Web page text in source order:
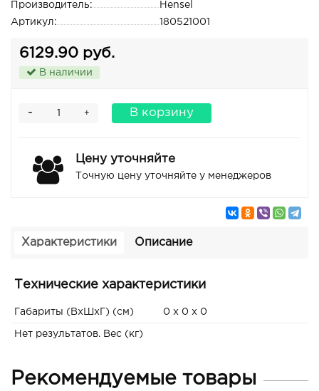
Производитель:
Hensel
Артикул:
180521001
6129.90 руб.
В наличии
+
- В корзину
Цену уточняйте
Точную цену уточняйте у менеджеров
Характеристики Описание
Технические характеристики
Габариты (ВxШxГ) (см) 0 x 0 x 0
Нет результатов. Вес (кг)
Рекомендуемые товары